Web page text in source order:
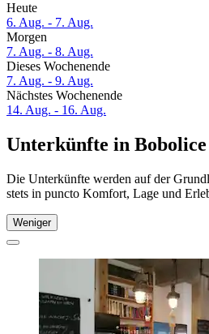
Heute
6. Aug. - 7. Aug.
Morgen
7. Aug. - 8. Aug.
Dieses Wochenende
7. Aug. - 9. Aug.
Nächstes Wochenende
14. Aug. - 16. Aug.
Unterkünfte in Bobolice
Die Unterkünfte werden auf der
stets in puncto Komfort, Lage und
Weniger